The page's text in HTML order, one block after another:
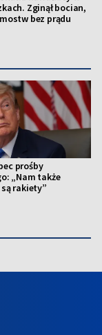
Zginął bocian,
bez prądu
prośby
„Nam także
rakiety”